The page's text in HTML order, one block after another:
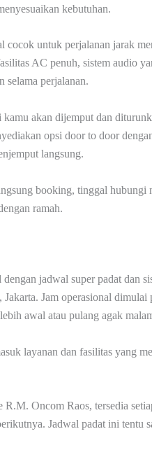
kebutuhan.
untuk perjalanan jarak
AC penuh, sistem audio
selama perjalanan.
akan dijemput dan
opsi door to door
langsung.
booking, tinggal hubungi
ramah.
jadwal super padat dan
Jam operasional dimulai
awal atau pulang agak
layanan dan fasilitas yang
Oncom Raos, tersedia
Jadwal padat ini tentu